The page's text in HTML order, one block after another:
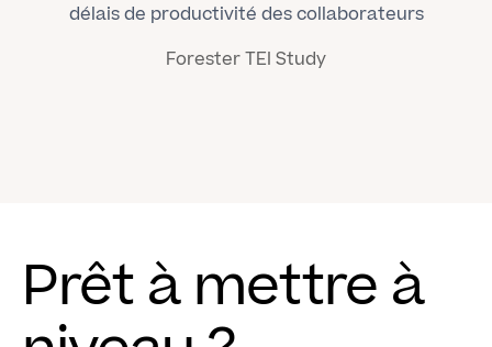
délais de productivité des collaborateurs
Forester TEI Study
Prêt à mettre à